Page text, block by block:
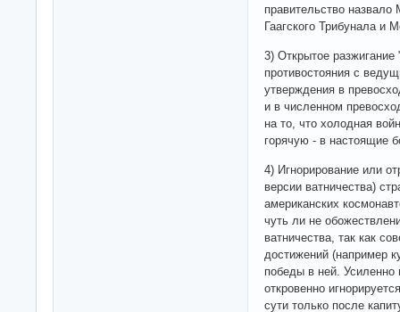
правительство
Гаагского Трибунала и
3) Открытое
противостояния с
утверждения в
и в численном
на то, что холодная
горячую - в настоящие
4) Игнорирование или
версии ватничества)
американских
чуть ли не
ватничества, так как
достижений (например
победы в ней. Усиленно
откровенно
сути только после